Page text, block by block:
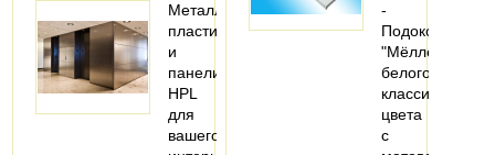
Металлизированные
пластики
и
панели
HPL
для
вашего
-
Подоконник
"Мёллер"
белого
классического
цвета
с